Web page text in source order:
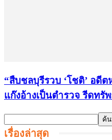
“สืบชลบุรีรวบ ‘โชติ’ อดี
แก๊งอ้างเป็นตำรวจ รีดทรั
เรื่องล่าสุด